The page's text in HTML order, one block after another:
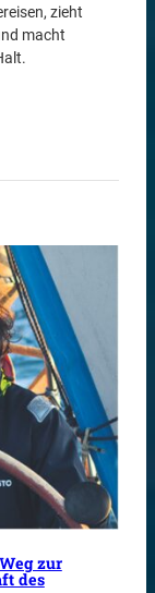
zieht
macht
zur
des